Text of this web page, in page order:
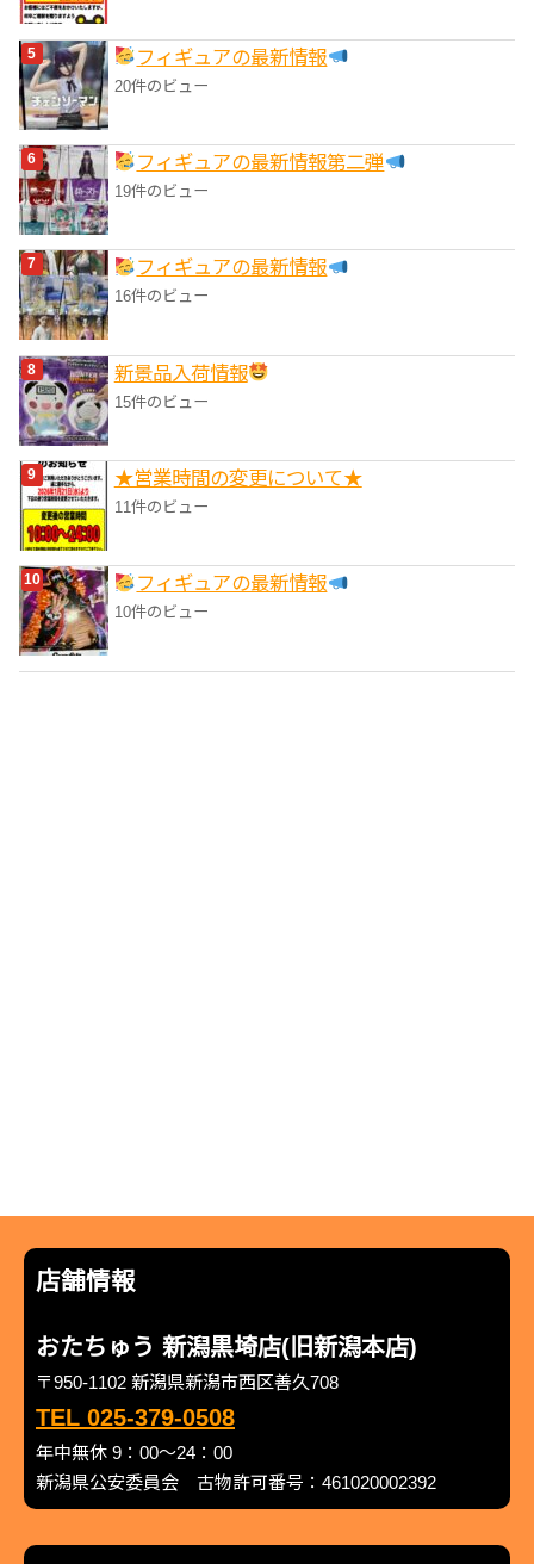
フィギュアの最新情報
20件のビュー
フィギュアの最新情報第二弾
19件のビュー
フィギュアの最新情報
16件のビュー
‎新景品入荷情報
15件のビュー
★営業時間の変更について★
11件のビュー
フィギュアの最新情報
10件のビュー
店舗情報
おたちゅう 新潟黒埼店(旧新潟本店)
〒950-1102 新潟県新潟市西区善久708
TEL 025-379-0508
年中無休 9：00～24：00
新潟県公安委員会 古物許可番号：461020002392